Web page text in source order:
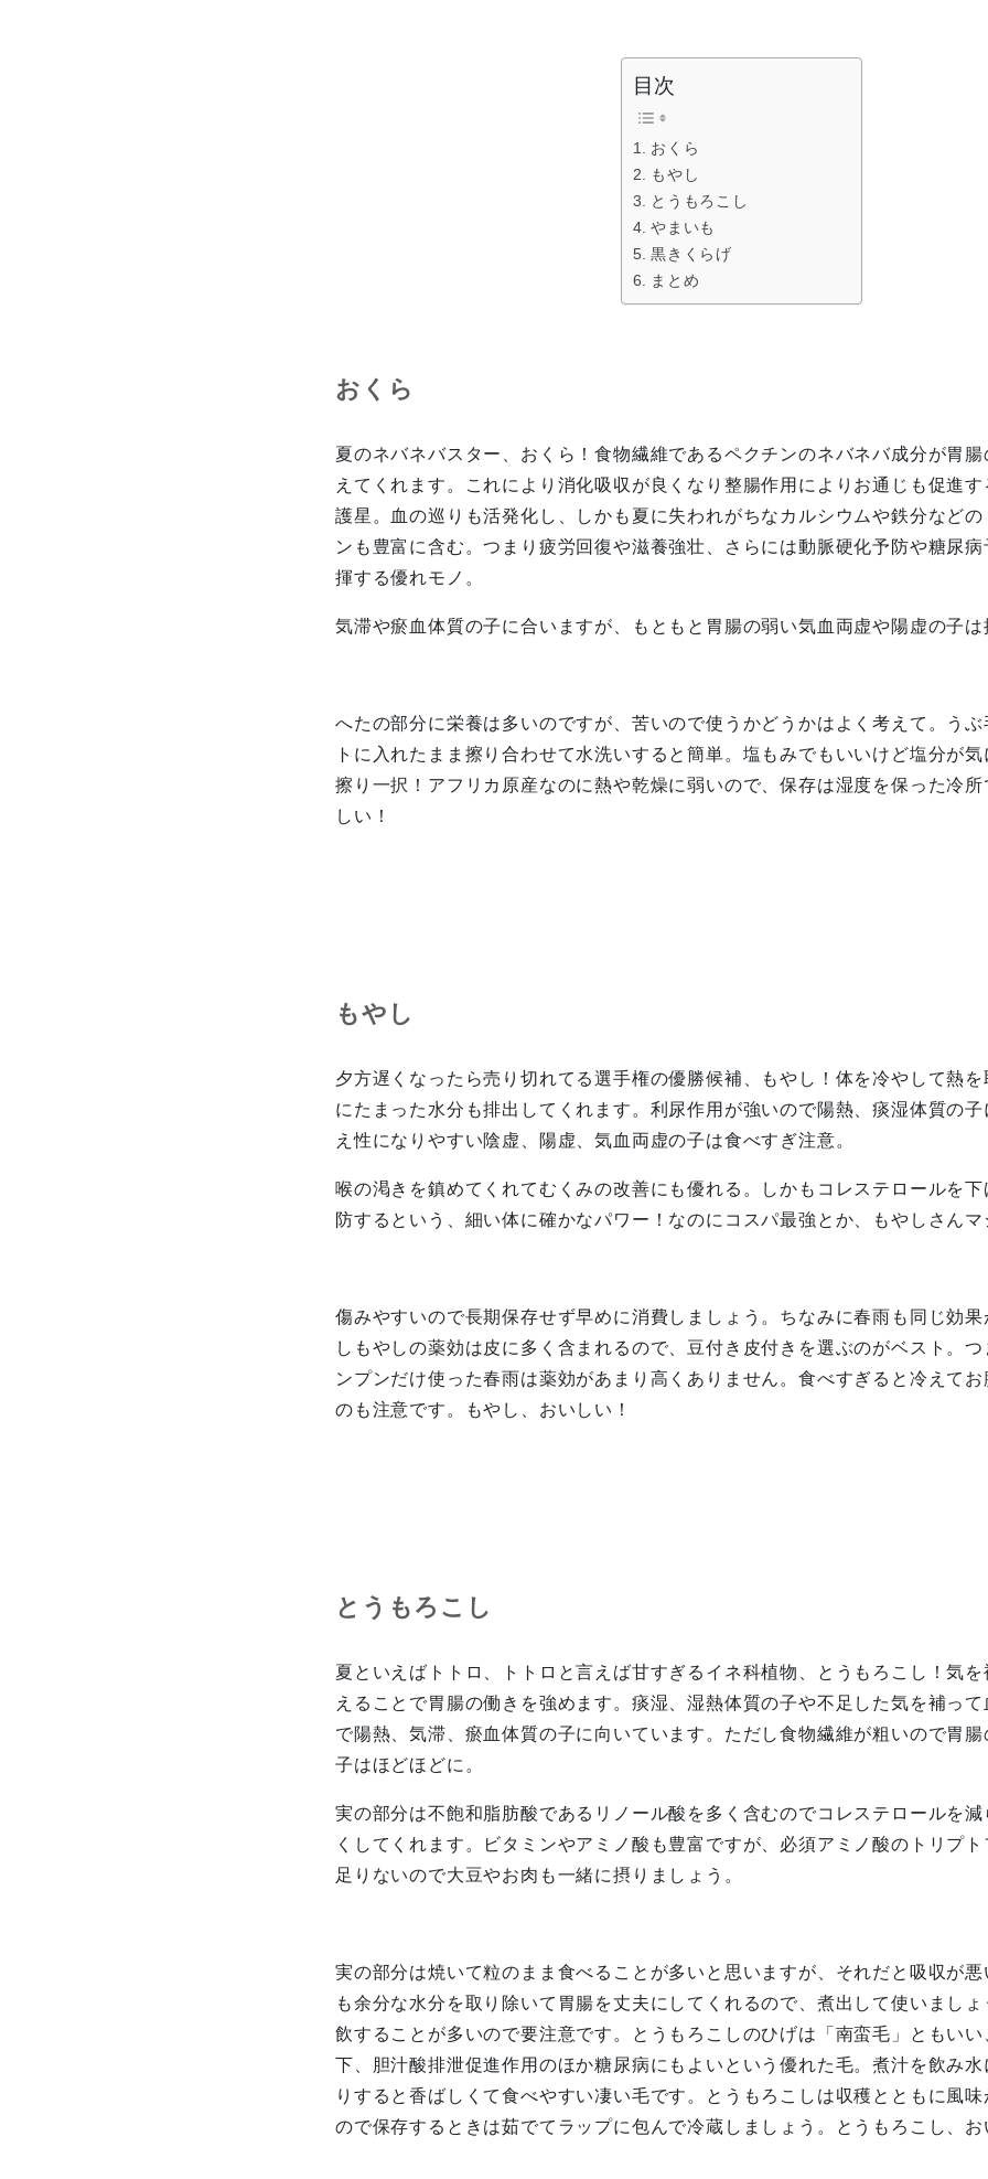
目次
おくら
もやし
とうもろこし
やまいも
黒きくらげ
まとめ
おくら
夏のネバネバスター、おくら！食物繊維であるペクチンのネバネバ成分が胃
えてくれます。これにより消化吸収が良くなり整腸作用によりお通じも促進
護星。血の巡りも活発化し、しかも夏に失われがちなカルシウムや鉄分などの
ンも豊富に含む。つまり疲労回復や滋養強壮、さらには動脈硬化予防や糖尿
揮する優れモノ。
気滞や瘀血体質の子に合いますが、もともと胃腸の弱い気血両虚や陽虚の子は
へたの部分に栄養は多いのですが、苦いので使うかどうかはよく考えて。うぶ
トに入れたまま擦り合わせて水洗いすると簡単。塩もみでもいいけど塩分が気
擦り一択！アフリカ原産なのに熱や乾燥に弱いので、保存は湿度を保った冷
しい！
もやし
夕方遅くなったら売り切れてる選手権の優勝候補、もやし！体を冷やして熱
にたまった水分も排出してくれます。利尿作用が強いので陽熱、痰湿体質の
え性になりやすい陰虚、陽虚、気血両虚の子は食べすぎ注意。
喉の渇きを鎮めてくれてむくみの改善にも優れる。しかもコレステロールを
防するという、細い体に確かなパワー！なのにコスパ最強とか、もやしさんマ
傷みやすいので長期保存せず早めに消費しましょう。ちなみに春雨も同じ効
しもやしの薬効は皮に多く含まれるので、豆付き皮付きを選ぶのがベスト。
ンプンだけ使った春雨は薬効があまり高くありません。食べすぎると冷えてお
のも注意です。もやし、おいしい！
とうもろこし
夏といえばトトロ、トトロと言えば甘すぎるイネ科植物、とうもろこし！気
えることで胃腸の働きを強めます。痰湿、湿熱体質の子や不足した気を補っ
で陽熱、気滞、瘀血体質の子に向いています。ただし食物繊維が粗いので胃
子はほどほどに。
実の部分は不飽和脂肪酸であるリノール酸を多く含むのでコレステロールを減
くしてくれます。ビタミンやアミノ酸も豊富ですが、必須アミノ酸のトリプ
足りないので大豆やお肉も一緒に摂りましょう。
実の部分は焼いて粒のまま食べることが多いと思いますが、それだと吸収が
も余分な水分を取り除いて胃腸を丈夫にしてくれるので、煮出して使いまし
飲することが多いので要注意です。とうもろこしのひげは「南蛮毛」ともい
下、胆汁酸排泄促進作用のほか糖尿病にもよいという優れた毛。煮汁を飲み
りすると香ばしくて食べやすい凄い毛です。とうもろこしは収穫とともに風
ので保存するときは茹でてラップに包んで冷蔵しましょう。とうもろこし、お